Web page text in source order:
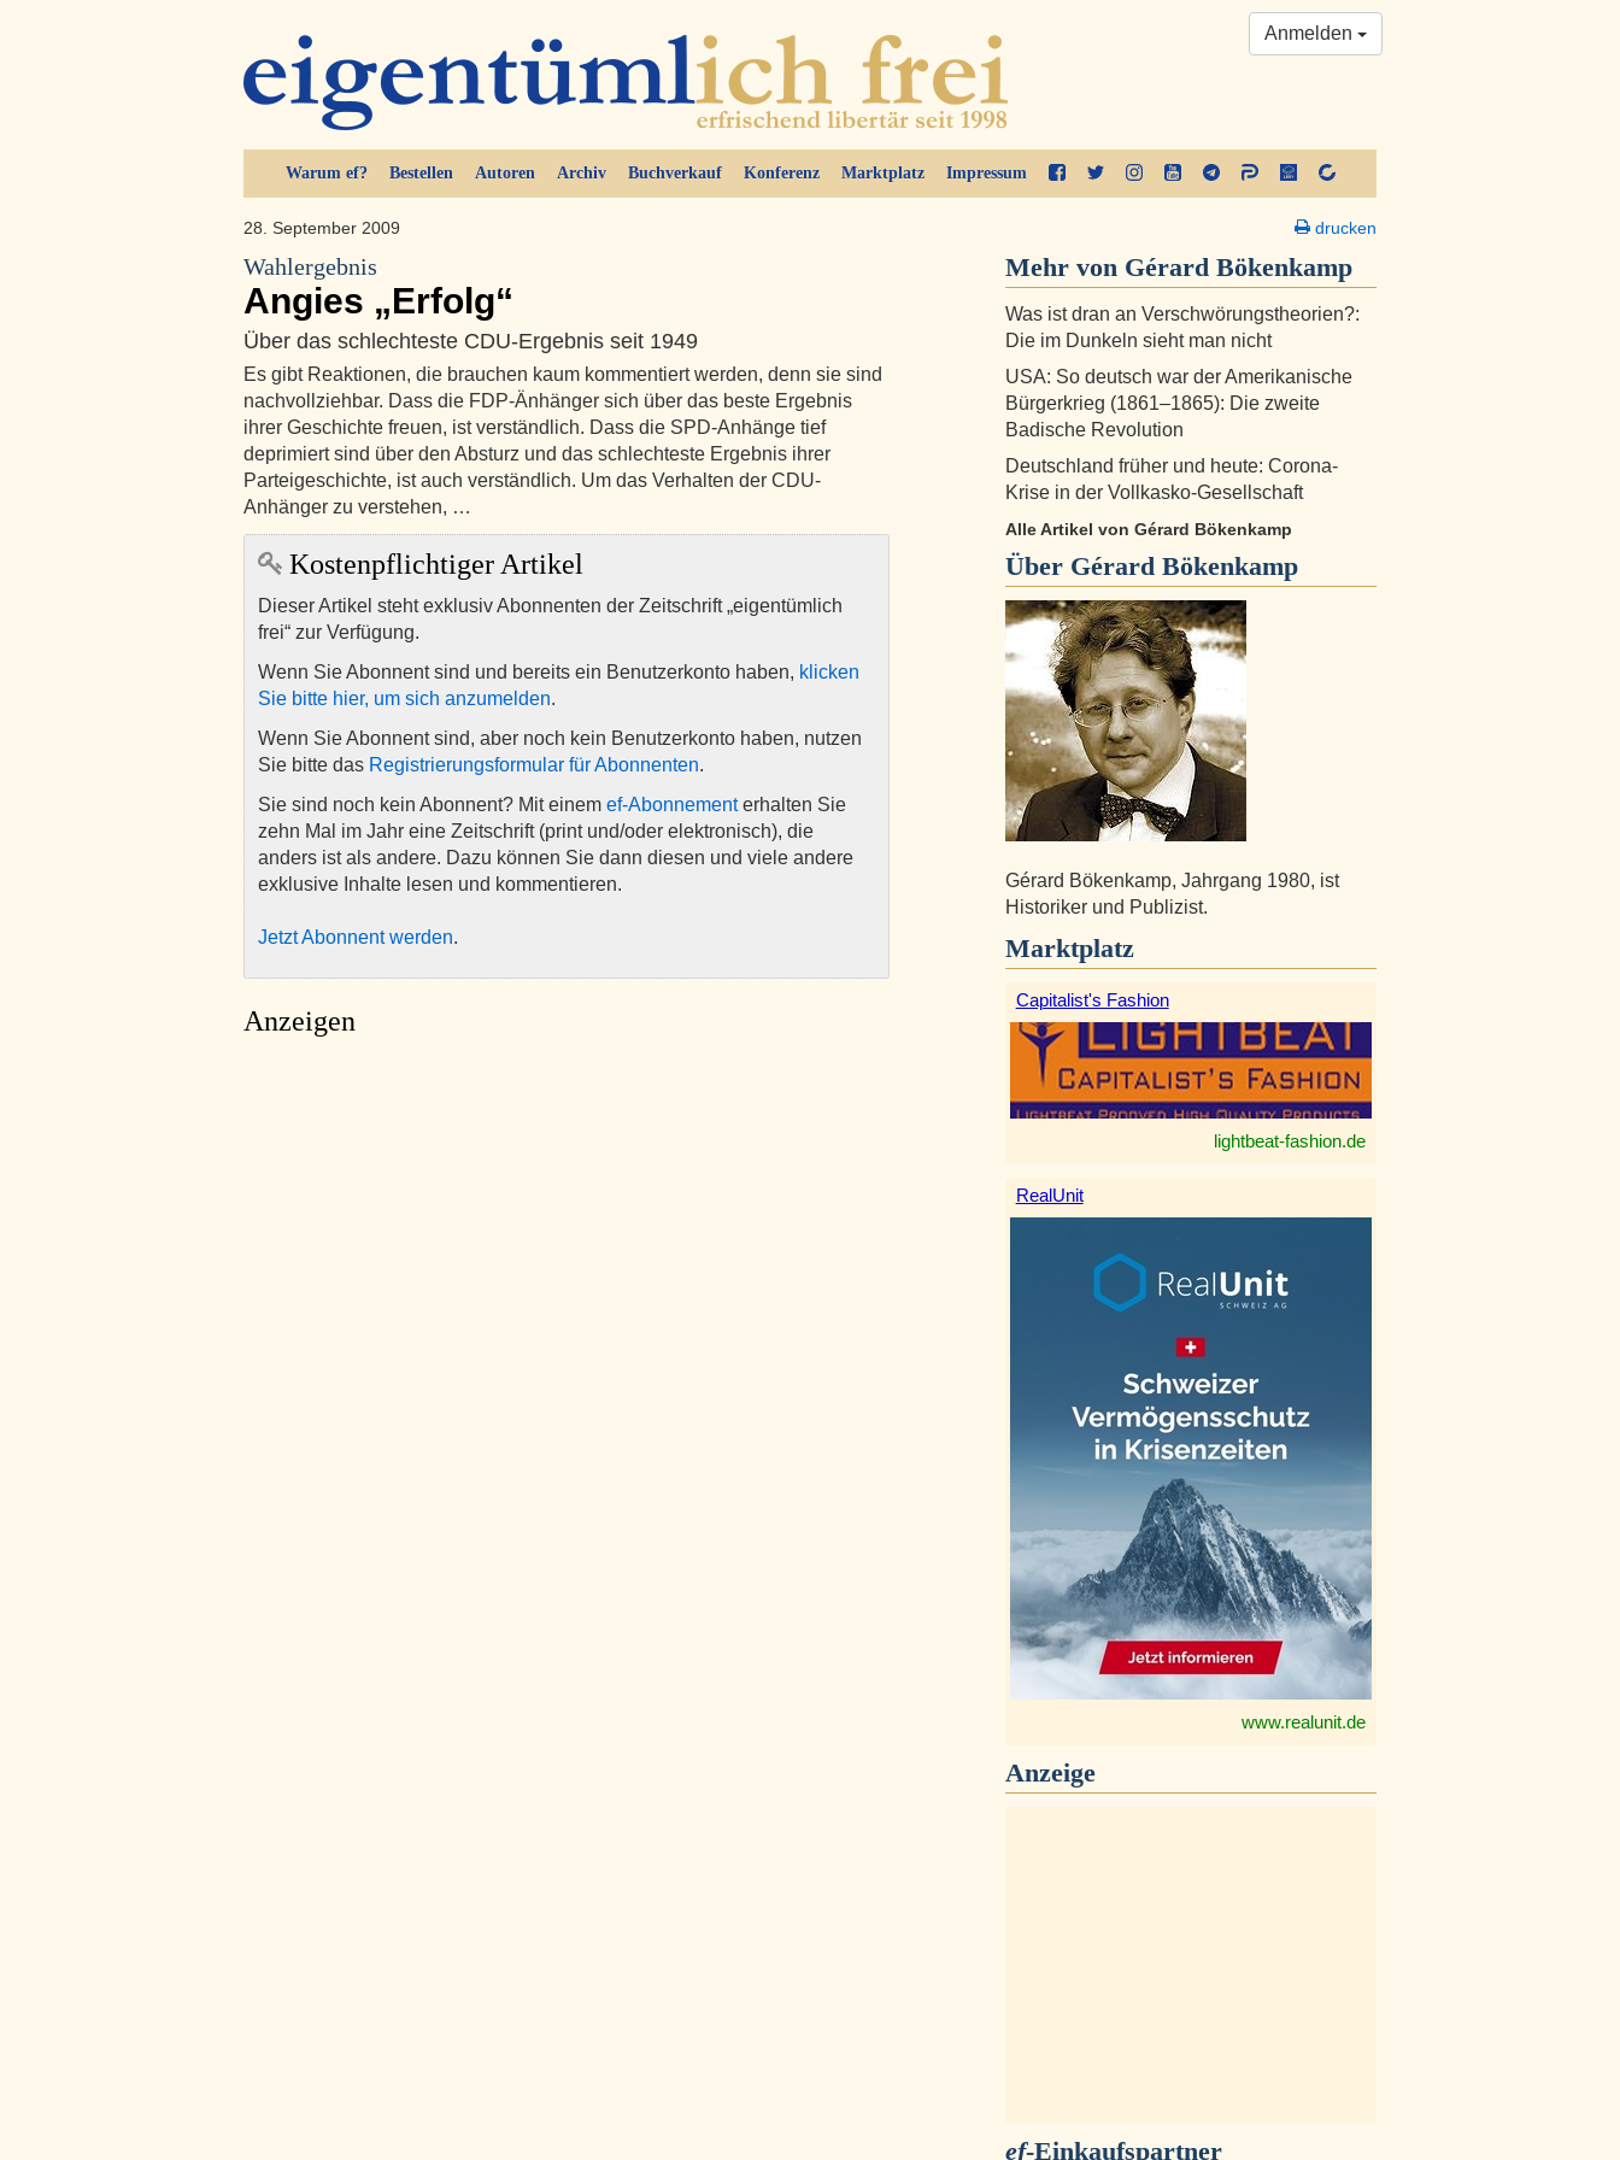
Warum ef? Bestellen Autoren Archiv Buchverkauf Konferenz Marktplatz Impressum
Anmelden
28. September 2009
Wahlergebnis
Angies „Erfolg“
Über das schlechteste CDU-Ergebnis seit 1949
Es gibt Reaktionen, die brauchen kaum kommentiert werden, denn sie sind
nachvollziehbar. Dass die FDP-Änhänger sich über das beste Ergebnis
ihrer Geschichte freuen, ist verständlich. Dass die SPD-Anhänge tief
deprimiert sind über den Absturz und das schlechteste Ergebnis ihrer
Parteigeschichte, ist auch verständlich. Um das Verhalten der CDU-
Anhänger zu verstehen, …
Kostenpflichtiger Artikel
Dieser Artikel steht exklusiv Abonnenten der Zeitschrift „eigentümlich
frei“ zur Verfügung.
Wenn Sie Abonnent sind und bereits ein Benutzerkonto haben, klicken
Sie bitte hier, um sich anzumelden.
Wenn Sie Abonnent sind, aber noch kein Benutzerkonto haben, nutzen
Sie bitte das Registrierungsformular für Abonnenten.
Sie sind noch kein Abonnent? Mit einem ef-Abonnementerhalten Sie
zehn Mal im Jahr eine Zeitschrift (print und/oder elektronisch), die
anders ist als andere. Dazu können Sie dann diesen und viele andere
exklusive Inhalte lesen und kommentieren.
Jetzt Abonnent werden.
Anzeigen
drucken
Mehr von Gérard Bökenkamp
Was ist dran an Verschwörungstheorien?:
Die im Dunkeln sieht man nicht
USA: So deutsch war der Amerikanische
Bürgerkrieg (1861–1865): Die zweite
Badische Revolution
Deutschland früher und heute: Corona-
Krise in der Vollkasko-Gesellschaft
Alle Artikel von Gérard Bökenkamp
Über Gérard Bökenkamp
Gérard Bökenkamp, Jahrgang 1980, ist
Historiker und Publizist.
Marktplatz
Capitalist's Fashion
lightbeat-fashion.de
RealUnit
www.realunit.de
Anzeige
ef-Einkaufspartner